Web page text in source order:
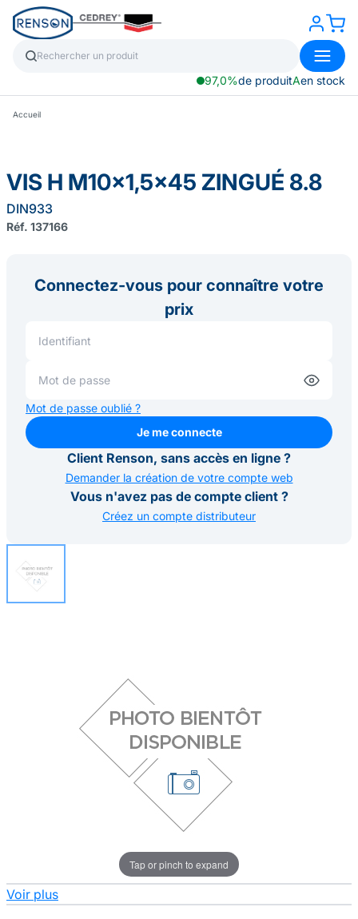
97,0%de produitAen stock
Accueil
Tap or pinch to expand
Voir plus
VIS H M10x1,5x45 ZINGUÉ 8.8
DIN933
Réf. 137166
Connectez-vous pour connaître votre
prix
Mot de passe oublié ?
Je me connecte
Je me connecte
Client Renson, sans accès en ligne ?
Demander la création de votre compte web
Vous n'avez pas de compte client ?
Créez un compte distributeur